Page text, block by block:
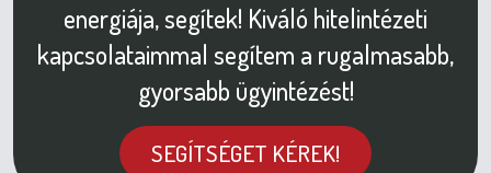
energiája, segítek! Kiváló hitelintézeti
kapcsolataimmal segítem a rugalmasabb,
gyorsabb ügyintézést!
SEGÍTSÉGET KÉREK!